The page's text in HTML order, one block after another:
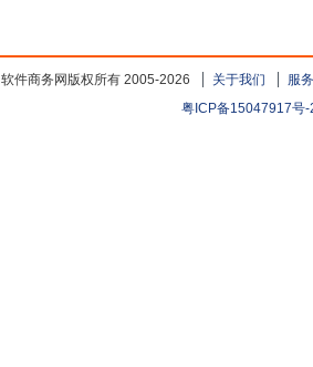
软件商务网版权所有 2005-2026 关于我们
服
粤ICP备15047917号-